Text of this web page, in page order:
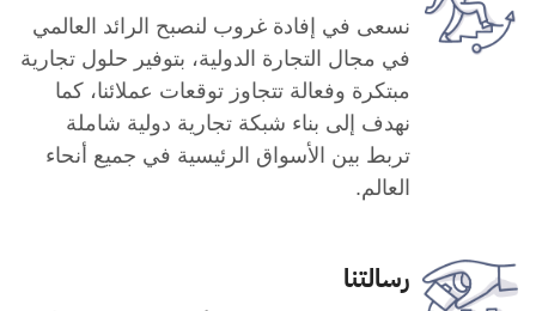
نسعى في إفادة غروب لنصبح الرائد العالمي
في مجال التجارة الدولية، بتوفير حلول تجارية
مبتكرة وفعالة تتجاوز توقعات عملائنا، كما
نهدف إلى بناء شبكة تجارية دولية شاملة
تربط بين الأسواق الرئيسية في جميع أنحاء
العالم.
رسالتنا